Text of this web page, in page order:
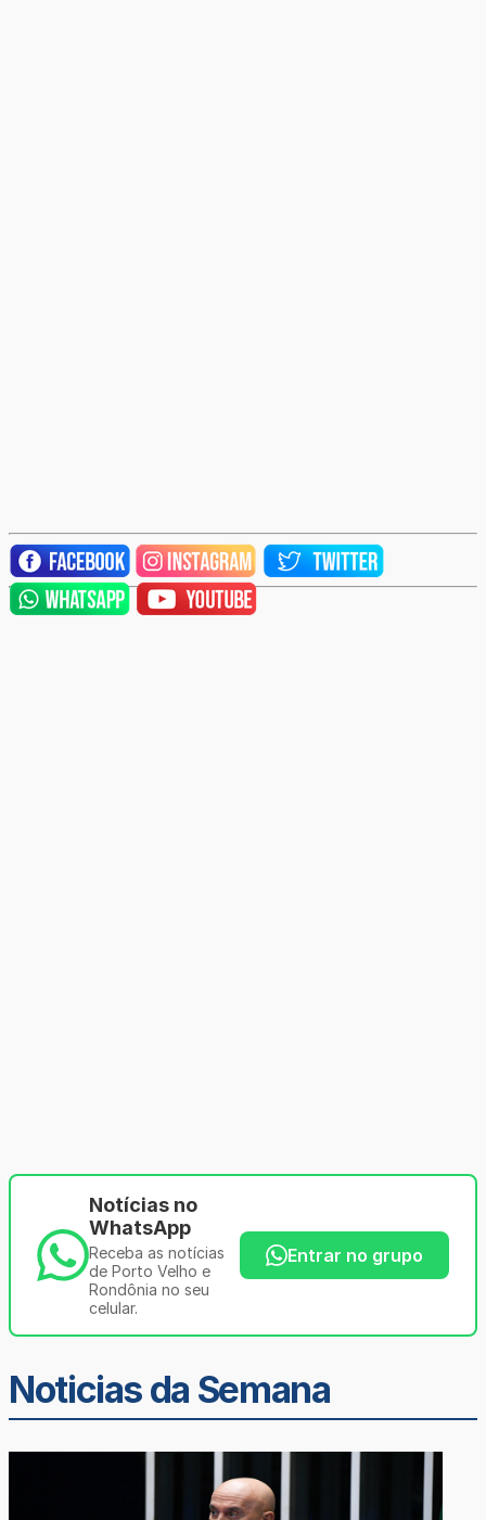
Notícias no
WhatsApp
Receba as notícias
de Porto Velho e
Rondônia no seu
celular.
Entrar no grupo
Noticias da Semana